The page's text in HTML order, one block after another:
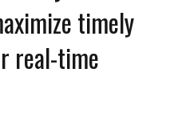
timely
real-time